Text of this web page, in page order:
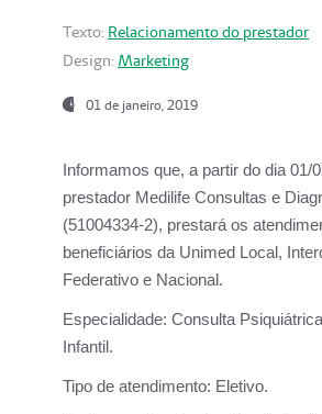
Texto: Relacionamento do prestador
Design: Marketing
01 de janeiro, 2019
Informamos que, a partir do dia 01/
prestador Medilife Consultas e
(51004334-2), prestará os
beneficiários da Unimed Local,
Federativo e Nacional.
Especialidade: Consulta
Infantil.
Tipo de atendimento: Eletivo.